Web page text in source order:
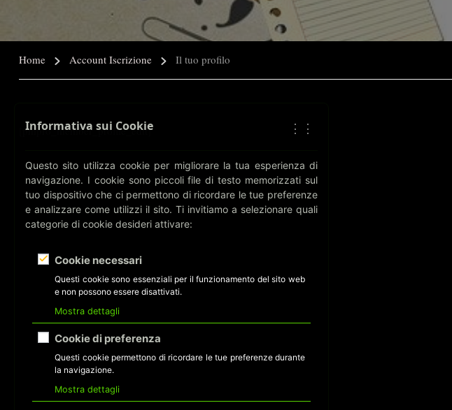
Home Account Iscrizione Il tuo profilo
[pmpro_member_profile_edit]
Informativa sui Cookie ⋮⋮
Questo sito utilizza cookie per migliorare la tua esperienza di
navigazione. I cookie sono piccoli file di testo memorizzati sul
tuo dispositivo che ci permettono di ricordare le tue preferenze
e analizzare come utilizzi il sito. Ti invitiamo a selezionare quali
categorie di cookie desideri attivare:
Cookie necessari
Questi cookie sono essenziali per il funzionamento del sito web
e non possono essere disattivati.
Mostra dettagli
Cookie di preferenza
Questi cookie permettono di ricordare le tue preferenze durante
la navigazione.
Mostra dettagli